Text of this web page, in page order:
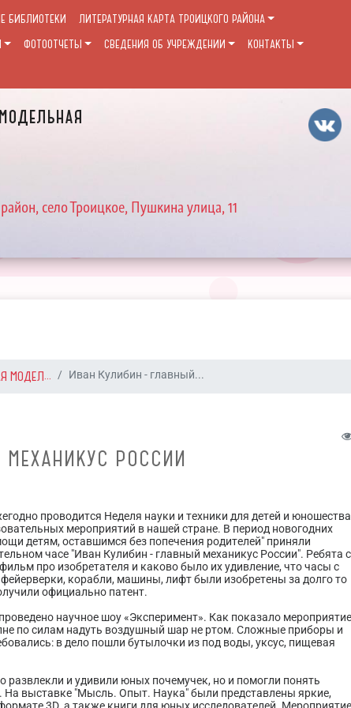
село Троицкое, Пушкина улица, 11
БИБЛИОТЕКИ
ЛИТЕРАТУРНАЯ КАРТА ТРОИЦКОГО РАЙОНА
ФОТООТЧЕТЫ СВЕДЕНИЯ ОБ УЧРЕЖДЕНИИ
КОНТАКТЫ
МОДЕЛ... Иван Кулибин - главный...
РОССИИ
проводится Неделя науки и техники для детей и
мероприятий в нашей стране. В период новогодних
детям, оставшимся без попечения родителей" приняли
часе "Иван Кулибин - главный механикус России". Ребята с
про изобретателя и каково было их удивление, что часы с
корабли, машины, лифт были изобретены за долго то
официально патент.
научное шоу «Эксперимент». Как показало
по силам надуть воздушный шар не ртом. Сложные приборы и
в дело пошли бутылочки из под воды, уксус, пищевая
развлекли и удивили юных почемучек, но и помогли понять
выставке "Мысль. Опыт. Наука" были представлены яркие,